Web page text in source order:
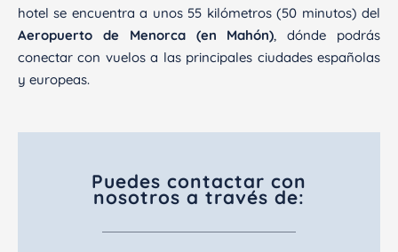
Puedes contactar con
nosotros a través de:
hotel se encuentra a unos 55 kilómetros (50 minutos) del
Aeropuerto de Menorca (en Mahón), dónde podrás
conectar con vuelos a las principales ciudades españolas
y europeas.